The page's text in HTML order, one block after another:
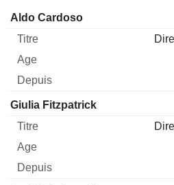
Administrateur
Aldo Cardoso
Giulia Fitzpatrick